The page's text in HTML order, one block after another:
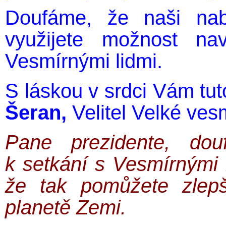
Doufáme, že naši
využijete možnost
Vesmírnými lidmi.
S láskou v srdci Vám
Šeran, Velitel Velké
Pane prezidente,
k setkání s
že tak pomůžete
planetě Zemi.